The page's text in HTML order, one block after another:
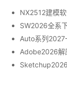
NX2512建模
SW2026全系
Auto系列2027
Adobe2026解